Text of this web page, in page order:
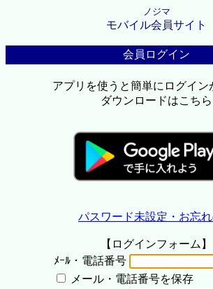
ノジマ
モバイル会員サイト
会員ログイン
アプリを使うと簡単にログイン
ダウンロードはこちら
パスワード未設定・お忘
【ログインフォーム】
ﾒｰﾙ・電話番号
メール・電話番号を保存